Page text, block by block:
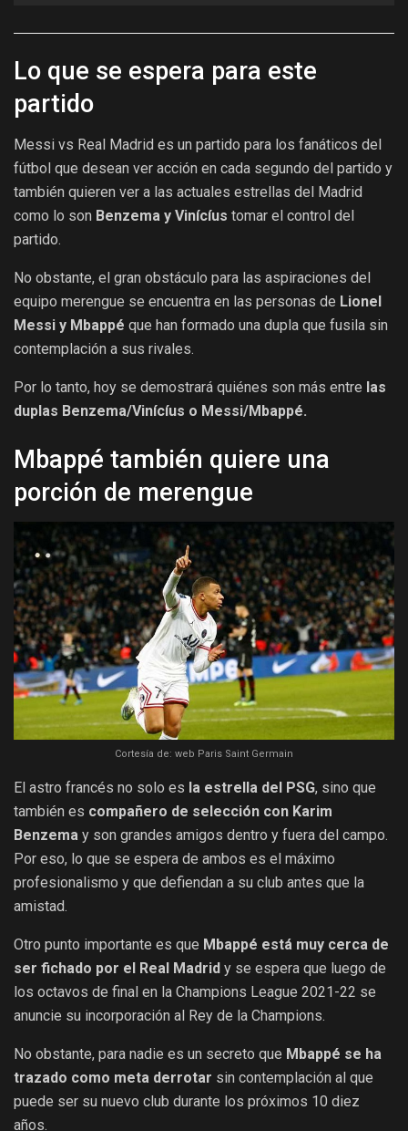
Lo que se espera para este
partido
Messi vs Real Madrid es un partido para los fanáticos del
fútbol que desean ver acción en cada segundo del partido y
también quieren ver a las actuales estrellas del Madrid
como lo son Benzema y Vinícíus tomar el control del
partido.
No obstante, el gran obstáculo para las aspiraciones del
equipo merengue se encuentra en las personas de Lionel
Messi y Mbappé que han formado una dupla que fusila sin
contemplación a sus rivales.
Por lo tanto, hoy se demostrará quiénes son más entre las
duplas Benzema/Vinícíus o Messi/Mbappé.
Mbappé también quiere una
porción de merengue
Cortesía de: web Paris Saint Germain
El astro francés no solo es la estrella del PSG, sino que
también es compañero de selección con Karim
Benzema y son grandes amigos dentro y fuera del campo.
Por eso, lo que se espera de ambos es el máximo
profesionalismo y que defiendan a su club antes que la
amistad.
Otro punto importante es que Mbappé está muy cerca de
ser fichado por el Real Madrid y se espera que luego de
los octavos de final en la Champions League 2021-22 se
anuncie su incorporación al Rey de la Champions.
No obstante, para nadie es un secreto que Mbappé se ha
trazado como meta derrotar sin contemplación al que
puede ser su nuevo club durante los próximos 10 diez
años.